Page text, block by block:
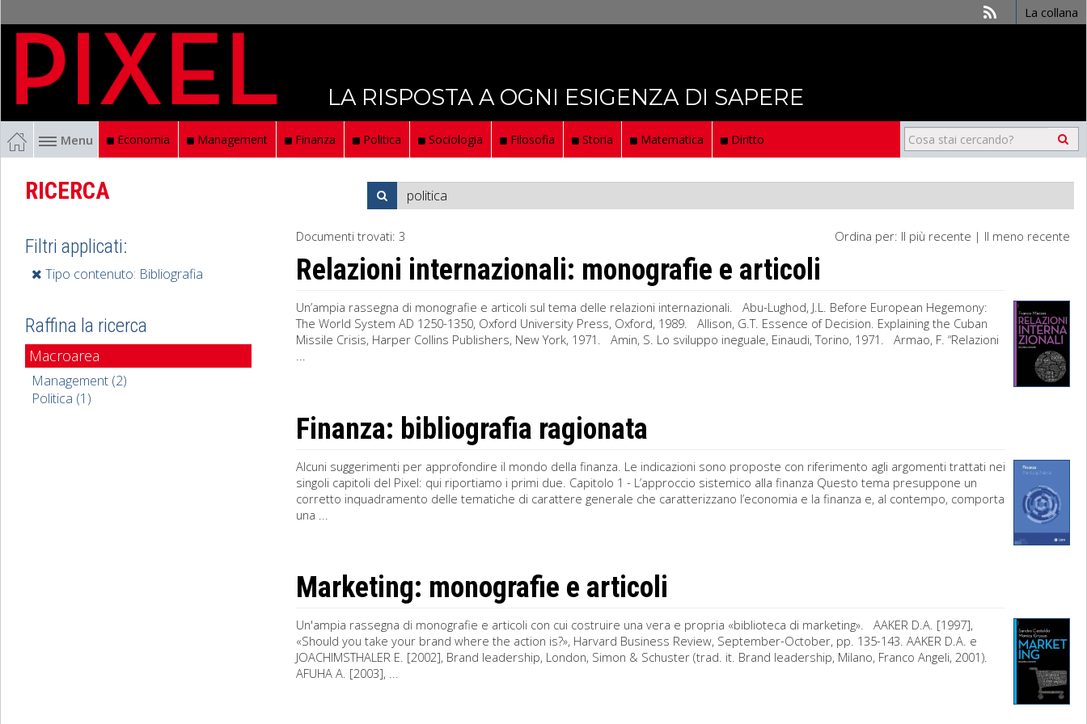
La collana
LA RISPOSTA A OGNI ESIGENZA DI SAPERE
Menu Economia Management Finanza Politica Sociologia Filosofia Storia Matematica Diritto
RICERCA
Ordina per: Il più recente | Il meno recente
Documenti trovati: 3
Relazioni internazionali: monografie e articoli
Un’ampia rassegna di monografie e articoli sul tema delle relazioni internazionali. Abu-Lughod, J.L. Before European Hegemony:
The World System AD 1250-1350, Oxford University Press, Oxford, 1989. Allison, G.T. Essence of Decision. Explaining the Cuban
Missile Crisis, Harper Collins Publishers, New York, 1971. Amin, S. Lo sviluppo ineguale, Einaudi, Torino, 1971. Armao, F. “Relazioni
...
Finanza: bibliografia ragionata
Alcuni suggerimenti per approfondire il mondo della finanza. Le indicazioni sono proposte con riferimento agli argomenti trattati nei
singoli capitoli del Pixel: qui riportiamo i primi due. Capitolo 1 - L’approccio sistemico alla finanza Questo tema presuppone un
corretto inquadramento delle tematiche di carattere generale che caratterizzano l’economia e la finanza e, al contempo, comporta
una ...
Marketing: monografie e articoli
Un'ampia rassegna di monografie e articoli con cui costruire una vera e propria «biblioteca di marketing». AAKER D.A. [1997],
«Should you take your brand where the action is?», Harvard Business Review, September-October, pp. 135-143. AAKER D.A. e
JOACHIMSTHALER E. [2002], Brand leadership, London, Simon & Schuster (trad. it. Brand leadership, Milano, Franco Angeli, 2001).
AFUHA A. [2003], ...
Filtri applicati:
Tipo contenuto: Bibliografia
Raffina la ricerca
Macroarea
Management (2)
Politica (1)